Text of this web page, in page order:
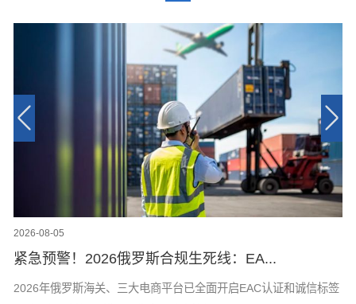
2026-08-05
紧急预警！2026俄罗斯合规生死线：EA...
2026年俄罗斯海关、三大电商平台已全面开启EAC认证和诚信标签